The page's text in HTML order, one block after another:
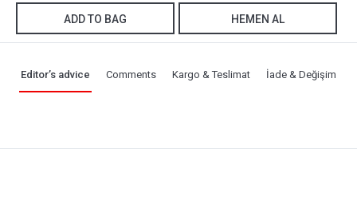
ADD TO BAG HEMEN AL
Editor’s advice Comments Kargo & Teslimat İade & Değişim